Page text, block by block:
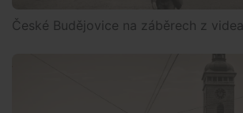
České Budějovice na záběrech z videa